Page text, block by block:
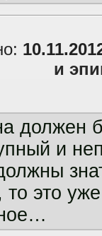
и
должен
и
то это